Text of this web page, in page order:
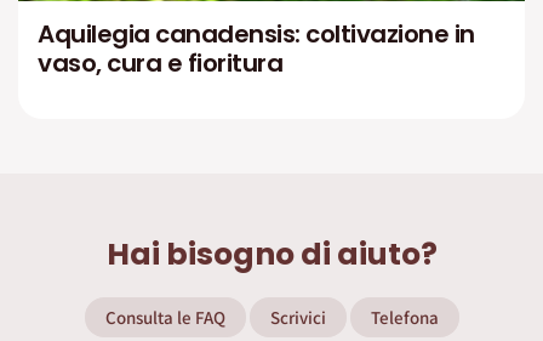
Aquilegia canadensis: coltivazione in
vaso, cura e fioritura
Hai bisogno di aiuto?
Consulta le FAQ Scrivici Telefona